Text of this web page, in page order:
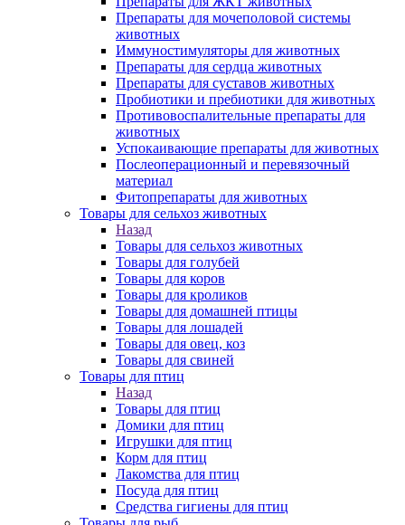
Препараты для мочеполовой системы
животных
Иммуностимуляторы для животных
Препараты для сердца животных
Препараты для суставов животных
Пробиотики и пребиотики для животных
Противовоспалительные препараты для
животных
Успокаивающие препараты для животных
Послеоперационный и перевязочный
материал
Фитопрепараты для животных
Товары для сельхоз животных
Назад
Товары для сельхоз животных
Товары для голубей
Товары для коров
Товары для кроликов
Товары для домашней птицы
Товары для лошадей
Товары для овец, коз
Товары для свиней
Товары для птиц
Назад
Товары для птиц
Домики для птиц
Игрушки для птиц
Корм для птиц
Лакомства для птиц
Посуда для птиц
Средства гигиены для птиц